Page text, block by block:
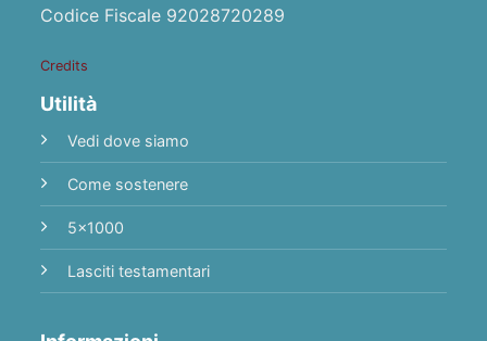
Codice Fiscale 92028720289
Credits
Utilità
Vedi dove siamo
Come sostenere
5x1000
Lasciti testamentari